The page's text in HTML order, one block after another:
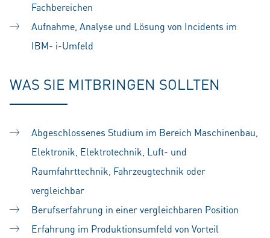
Fachbereichen
Aufnahme, Analyse und Lösung von Incidents im
IBM- i-Umfeld
WAS SIE MITBRINGEN SOLLTEN
Abgeschlossenes Studium im Bereich Maschinenbau,
Elektronik, Elektrotechnik, Luft- und
Raumfahrttechnik, Fahrzeugtechnik oder
vergleichbar
Berufserfahrung in einer vergleichbaren Position
Erfahrung im Produktionsumfeld von Vorteil